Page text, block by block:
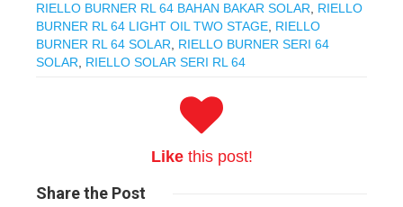
RIELLO BURNER RL 64 BAHAN BAKAR SOLAR, RIELLO
BURNER RL 64 LIGHT OIL TWO STAGE, RIELLO
BURNER RL 64 SOLAR, RIELLO BURNER SERI 64
SOLAR, RIELLO SOLAR SERI RL 64
Likethis post!
Sharethe Post